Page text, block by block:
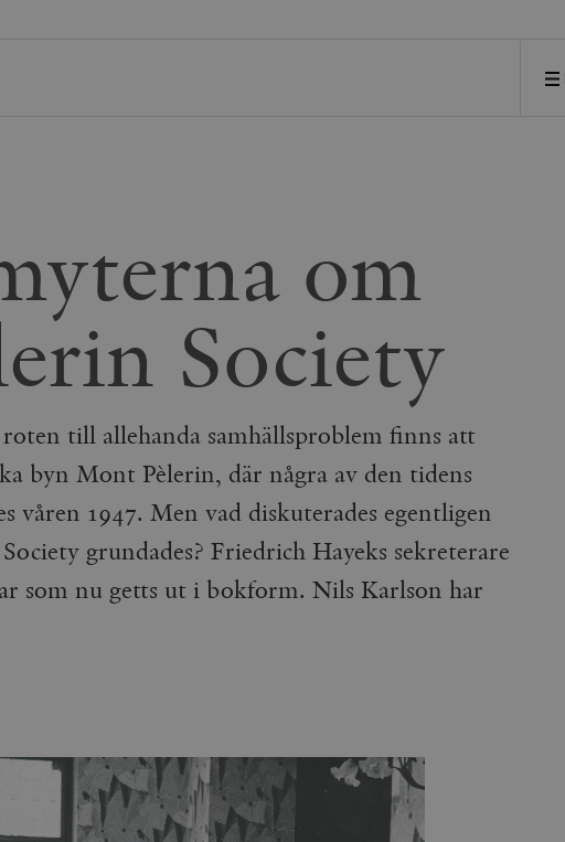
om
Society
till allehanda samhällsproblem finns att
byn Mont Pèlerin, där några av den tidens
våren 1947. Men vad diskuterades egentligen
grundades? Friedrich Hayeks sekreterare
som nu getts ut i bokform. Nils Karlson har